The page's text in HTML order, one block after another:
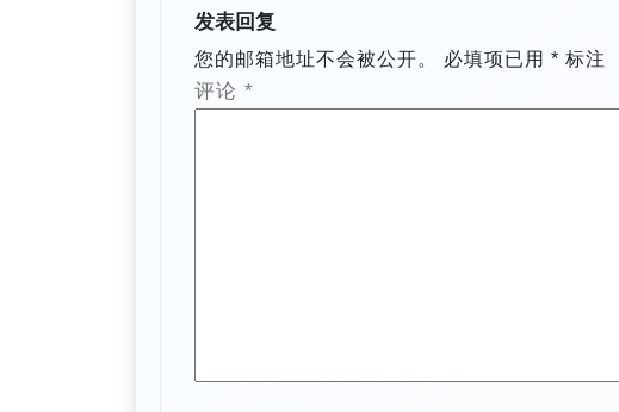
发表回复
您的邮箱地址不会被公开。 必填项已用 * 标注
评论 *